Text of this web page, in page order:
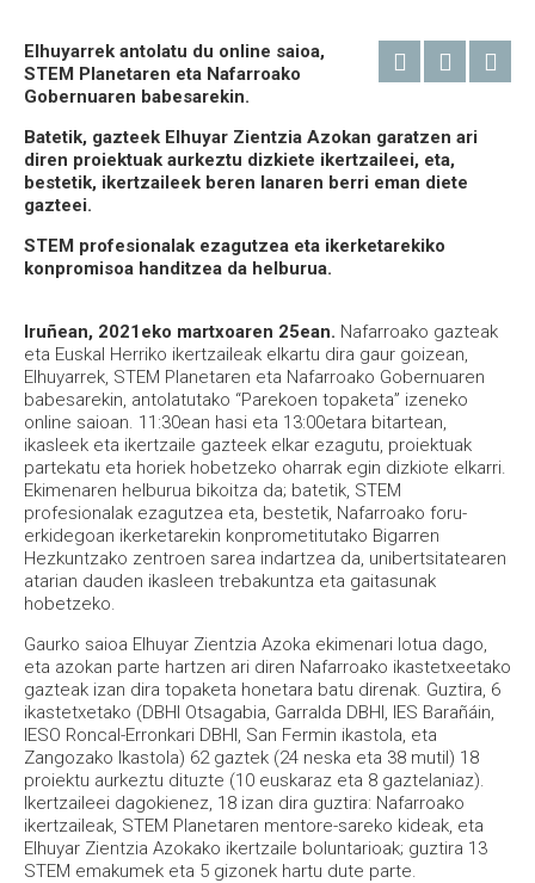
Elhuyarrek antolatu du online saioa,
STEM Planetaren eta Nafarroako
Gobernuaren babesarekin.
Batetik, gazteek Elhuyar Zientzia Azokan garatzen ari
diren proiektuak aurkeztu dizkiete ikertzaileei, eta,
bestetik, ikertzaileek beren lanaren berri eman diete
gazteei.
STEM profesionalak ezagutzea eta ikerketarekiko
konpromisoa handitzea da helburua.
Iruñean, 2021eko martxoaren 25ean. Nafarroako gazteak
eta Euskal Herriko ikertzaileak elkartu dira gaur goizean,
Elhuyarrek, STEM Planetaren eta Nafarroako Gobernuaren
babesarekin, antolatutako “Parekoen topaketa” izeneko
online saioan. 11:30ean hasi eta 13:00etara bitartean,
ikasleek eta ikertzaile gazteek elkar ezagutu, proiektuak
partekatu eta horiek hobetzeko oharrak egin dizkiote elkarri.
Ekimenaren helburua bikoitza da; batetik, STEM
profesionalak ezagutzea eta, bestetik, Nafarroako foru-
erkidegoan ikerketarekin konprometitutako Bigarren
Hezkuntzako zentroen sarea indartzea da, unibertsitatearen
atarian dauden ikasleen trebakuntza eta gaitasunak
hobetzeko.
Gaurko saioa Elhuyar Zientzia Azoka ekimenari lotua dago,
eta azokan parte hartzen ari diren Nafarroako ikastetxeetako
gazteak izan dira topaketa honetara batu direnak. Guztira, 6
ikastetxetako (DBHI Otsagabia, Garralda DBHI, IES Barañáin,
IESO Roncal-Erronkari DBHI, San Fermin ikastola, eta
Zangozako Ikastola) 62 gaztek (24 neska eta 38 mutil) 18
proiektu aurkeztu dituzte (10 euskaraz eta 8 gaztelaniaz).
Ikertzaileei dagokienez, 18 izan dira guztira: Nafarroako
ikertzaileak, STEM Planetaren mentore-sareko kideak, eta
Elhuyar Zientzia Azokako ikertzaile boluntarioak; guztira 13
STEM emakumek eta 5 gizonek hartu dute parte.